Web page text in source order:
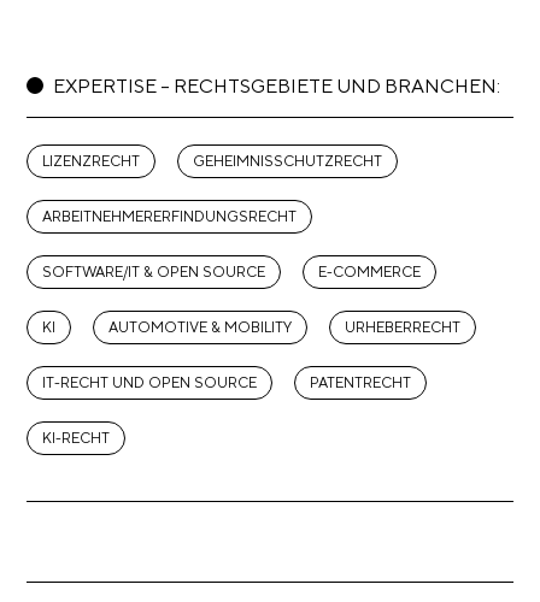
EXPERTISE – RECHTSGEBIETE UND BRANCHEN:
LIZENZRECHT GEHEIMNISSCHUTZRECHT
ARBEITNEHMERERFINDUNGSRECHT
SOFTWARE/IT & OPEN SOURCE E-COMMERCE
KI AUTOMOTIVE & MOBILITY URHEBERRECHT
IT-RECHT UND OPEN SOURCE PATENTRECHT
KI-RECHT